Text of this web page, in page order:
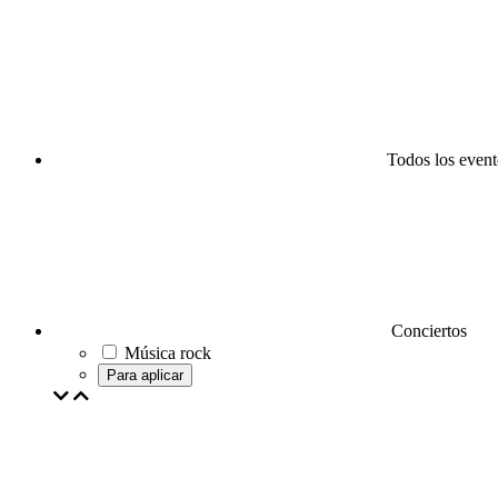
Todos los
Conciertos
Música rock
Para aplicar